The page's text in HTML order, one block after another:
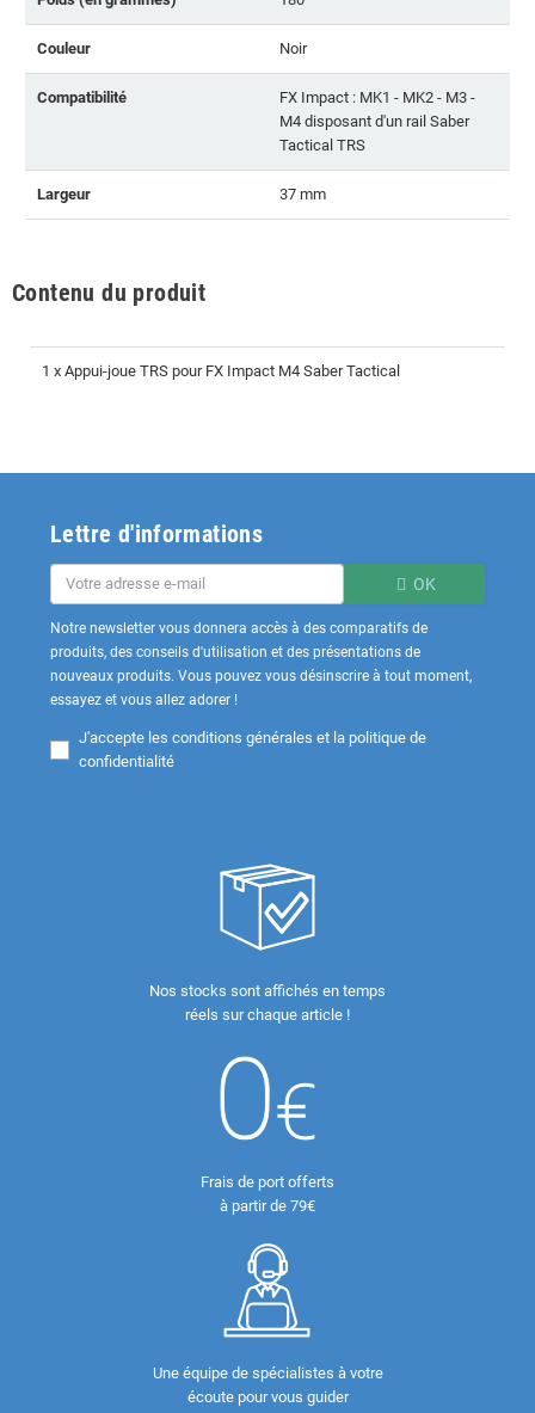
Couleur Noir
Compatibilité
FX Impact : MK1 - MK2 - M3 -
M4 disposant d'un rail Saber
Tactical TRS
Largeur 37 mm
Contenu du produit
1 x Appui-joue TRS pour FX Impact M4 Saber Tactical
Lettre d'informations
OK
Notre newsletter vous donnera accès à des comparatifs de
produits, des conseils d'utilisation et des présentations de
nouveaux produits. Vous pouvez vous désinscrire à tout moment,
essayez et vous allez adorer !
J'accepte les conditions générales et la politique de
confidentialité
Nos stocks sont affichés en temps
réels sur chaque article !
Frais de port offerts
à partir de 79€
Une équipe de spécialistes à votre
écoute pour vous guider